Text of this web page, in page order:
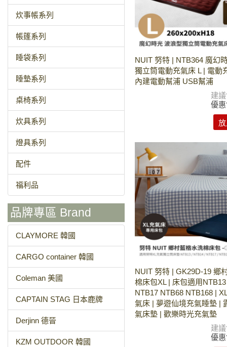
炊事帳系列
帳篷系列
睡袋系列
睡墊系列
桌椅系列
炊具系列
燈具系列
配件
福利品
品牌專區 Brand
CLAYMORE 韓國
CARGO container 韓國
Coleman 美國
CAPTAIN STAG 日本鹿牌
Derjinn 德晉
KZM OUTDOOR 韓國
NUIT 努特 | NTB364 魔幻
獨立筒電動充氣床 L | 電動
內建電動幫浦 USB幫浦
建
優
NUIT 努特 | GK29D-19 鄉
棉床包XL | 床包適用
NTB17 NTB68 NTB168 |
氣床 | 夢遊仙境充氣睡墊 |
氣床墊 | 歡樂時光充氣墊
建
優